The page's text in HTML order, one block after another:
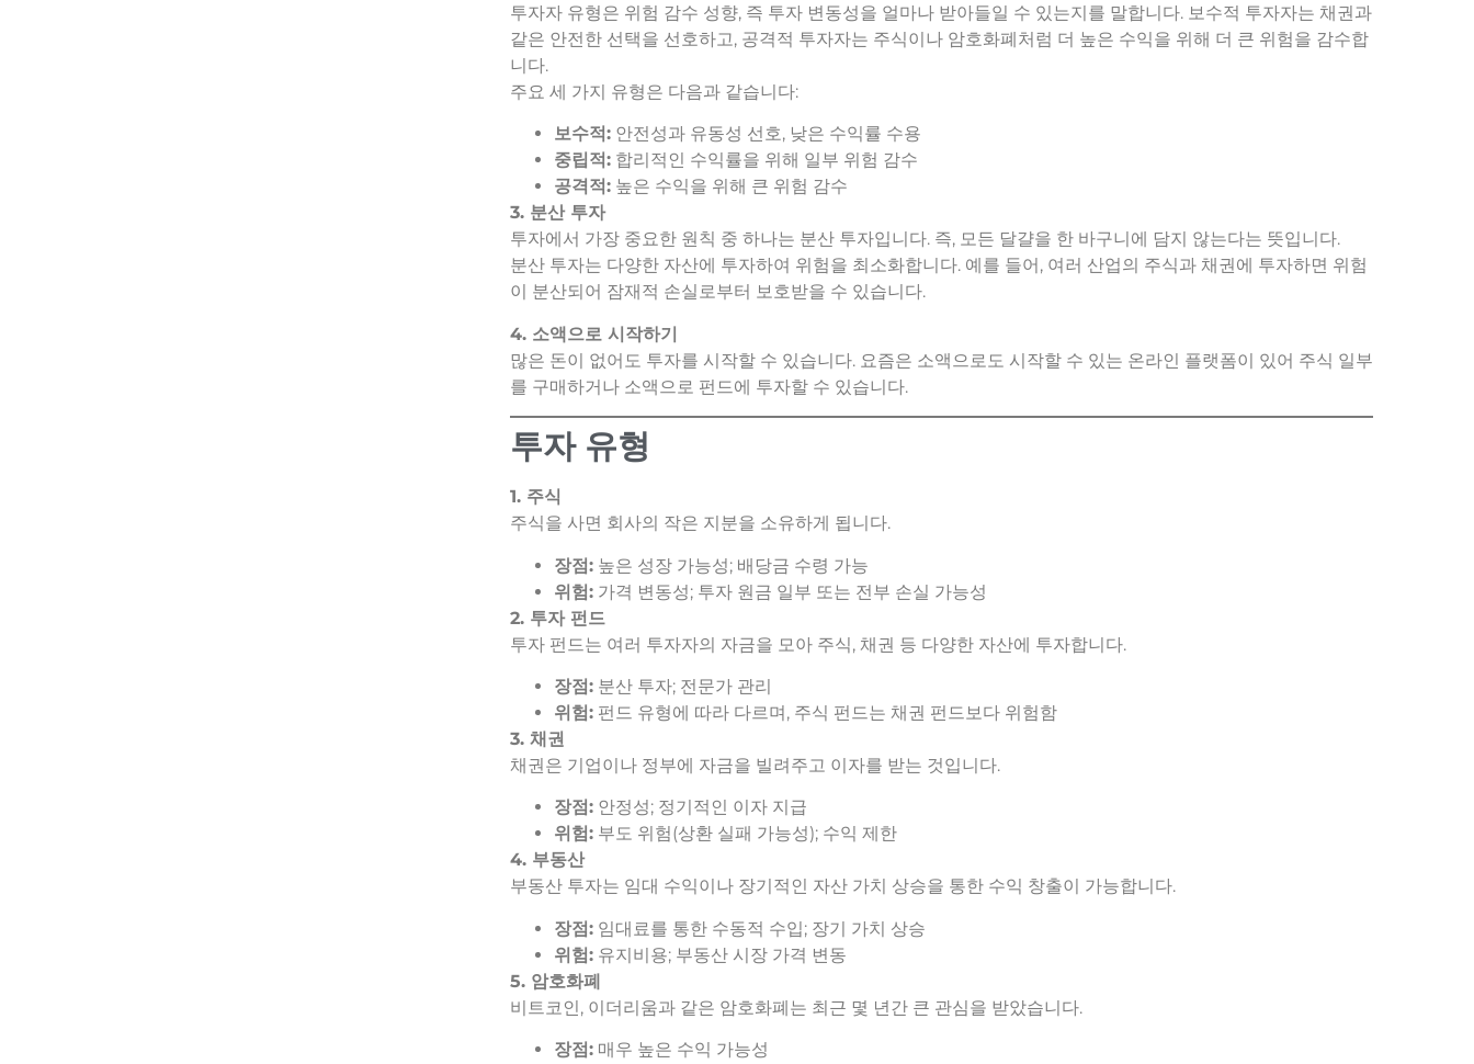
투자자 유형은 위험 감수 성향, 즉 투자 변동성을 얼마나 받아들일 수 있는지를 말합니다. 보수적 투자자는 채권과
같은 안전한 선택을 선호하고, 공격적 투자자는 주식이나 암호화폐처럼 더 높은 수익을 위해 더 큰 위험을 감수합
니다.
주요 세 가지 유형은 다음과 같습니다:
보수적: 안전성과 유동성 선호, 낮은 수익률 수용
중립적: 합리적인 수익률을 위해 일부 위험 감수
공격적: 높은 수익을 위해 큰 위험 감수
3. 분산 투자
투자에서 가장 중요한 원칙 중 하나는 분산 투자입니다. 즉, 모든 달걀을 한 바구니에 담지 않는다는 뜻입니다.
분산 투자는 다양한 자산에 투자하여 위험을 최소화합니다. 예를 들어, 여러 산업의 주식과 채권에 투자하면 위험
이 분산되어 잠재적 손실로부터 보호받을 수 있습니다.
4. 소액으로 시작하기
많은 돈이 없어도 투자를 시작할 수 있습니다. 요즘은 소액으로도 시작할 수 있는 온라인 플랫폼이 있어 주식 일부
를 구매하거나 소액으로 펀드에 투자할 수 있습니다.
투자 유형
1. 주식
주식을 사면 회사의 작은 지분을 소유하게 됩니다.
장점: 높은 성장 가능성; 배당금 수령 가능
위험: 가격 변동성; 투자 원금 일부 또는 전부 손실 가능성
2. 투자 펀드
투자 펀드는 여러 투자자의 자금을 모아 주식, 채권 등 다양한 자산에 투자합니다.
장점: 분산 투자; 전문가 관리
위험: 펀드 유형에 따라 다르며, 주식 펀드는 채권 펀드보다 위험함
3. 채권
채권은 기업이나 정부에 자금을 빌려주고 이자를 받는 것입니다.
장점: 안정성; 정기적인 이자 지급
위험: 부도 위험(상환 실패 가능성); 수익 제한
4. 부동산
부동산 투자는 임대 수익이나 장기적인 자산 가치 상승을 통한 수익 창출이 가능합니다.
장점: 임대료를 통한 수동적 수입; 장기 가치 상승
위험: 유지비용; 부동산 시장 가격 변동
5. 암호화폐
비트코인, 이더리움과 같은 암호화폐는 최근 몇 년간 큰 관심을 받았습니다.
장점: 매우 높은 수익 가능성